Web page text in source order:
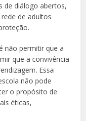
de diálogo abertos,
de adultos
não permitir que a
que a convivência
Essa
não pode
o propósito de
éticas,